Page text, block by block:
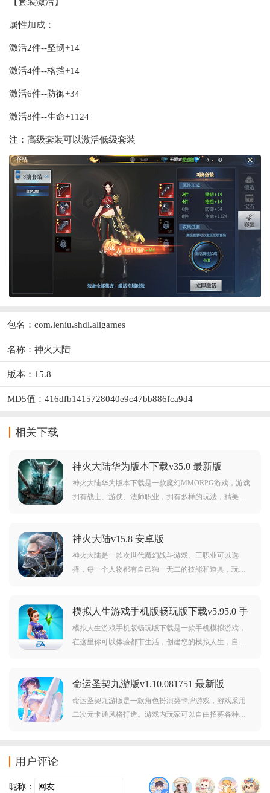
【套装激活】
属性加成：
激活2件--坚韧+14
激活4件--格挡+14
激活6件--防御+34
激活8件--生命+1124
注：高级套装可以激活低级套装
包名：com.leniu.shdl.aligames
名称：神火大陆
版本：15.8
MD5值：416dfb1415728040e9c47bb886fca9d4
相关下载
神火大陆华为版本下载v35.0 最新版
神火大陆华为版本下载是一款魔幻MMORPG游戏，游戏
拥有战士、游侠、法师职业，拥有多样的玩法，精美的
神火大陆v15.8 安卓版
神火大陆是一款次世代魔幻战斗游戏、三职业可以选
择，每一个人物都有自己独一无二的技能和道具，玩家
模拟人生游戏手机版畅玩版下载v5.95.0 手
机版
模拟人生游戏手机版畅玩版下载是一款手机模拟游戏，
在这里你可以体验都市生活，创建您的模拟人生，自定
的家园我自己建造，我的朋友我来邀请，一起嗨皮一起
疯，挣钱养房买家具装修！
命运圣契九游版v1.10.081751 最新版
命运圣契九游版是一款角色扮演类卡牌游戏，游戏采用
二次元卡通风格打造。游戏内玩家可以自由招募各种美
用户评论
昵称：